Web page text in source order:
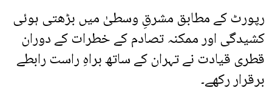
رپورٹ کے مطابق مشرقِ وسطیٰ میں بڑھتی ہوئی
کشیدگی اور ممکنہ تصادم کے خطرات کے دوران
قطری قیادت نے تہران کے ساتھ براہِ راست رابطے
برقرار رکھے۔